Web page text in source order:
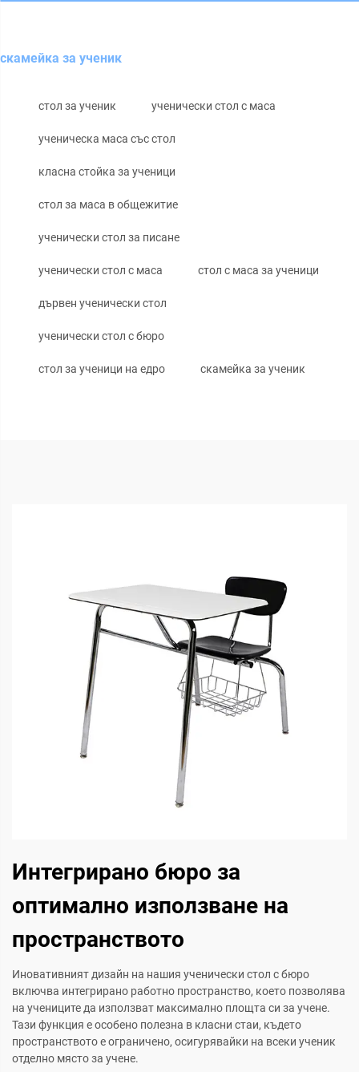
скамейка за ученик
стол за ученик ученически стол с маса
ученическа маса със стол
класна стойка за ученици
стол за маса в общежитие
ученически стол за писане
ученически стол с маса стол с маса за ученици
дървен ученически стол
ученически стол с бюро
стол за ученици на едро скамейка за ученик
Интегрирано бюро за
оптимално използване на
пространството
Иновативният дизайн на нашия ученически стол с бюро
включва интегрирано работно пространство, което позволява
на учениците да използват максимално площта си за учене.
Тази функция е особено полезна в класни стаи, където
пространството е ограничено, осигурявайки на всеки ученик
отделно място за учене.